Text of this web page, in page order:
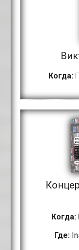
Когда:
Когда:
Где: